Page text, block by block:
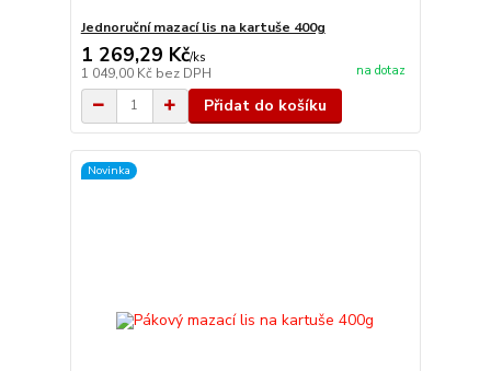
Jednoruční mazací lis na kartuše 400g
1 269,29 Kč/ks
1 049,00 Kč bez DPH na dotaz
Přidat do košíku
Novinka